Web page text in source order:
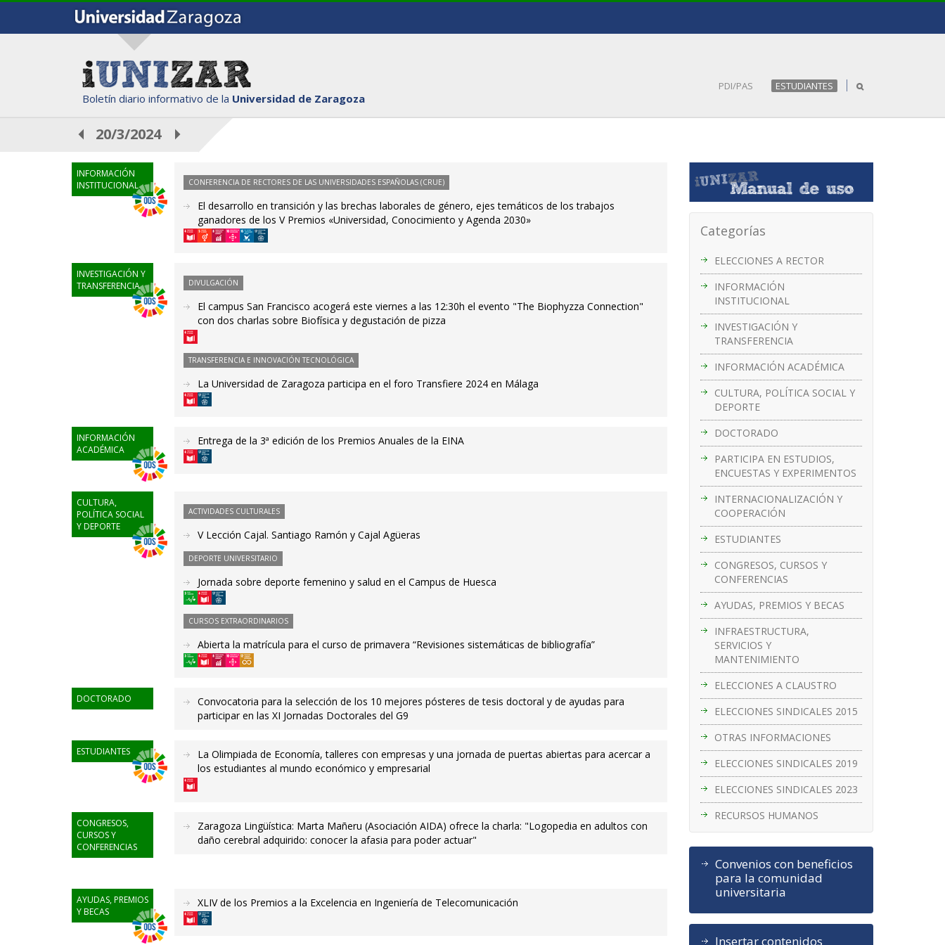
Boletín diario informativo de la Universidad de Zaragoza
PDI/PAS ESTUDIANTES
20/3/2024
Categorías
ELECCIONES A RECTOR
INFORMACIÓN
INSTITUCIONAL
INVESTIGACIÓN Y
TRANSFERENCIA
INFORMACIÓN ACADÉMICA
CULTURA, POLÍTICA SOCIAL Y
DEPORTE
DOCTORADO
PARTICIPA EN ESTUDIOS,
ENCUESTAS Y EXPERIMENTOS
INTERNACIONALIZACIÓN Y
COOPERACIÓN
ESTUDIANTES
CONGRESOS, CURSOS Y
CONFERENCIAS
AYUDAS, PREMIOS Y BECAS
INFRAESTRUCTURA,
SERVICIOS Y
MANTENIMIENTO
ELECCIONES A CLAUSTRO
ELECCIONES SINDICALES 2015
OTRAS INFORMACIONES
ELECCIONES SINDICALES 2019
ELECCIONES SINDICALES 2023
RECURSOS HUMANOS
Convenios con beneficios
para la comunidad
universitaria
Insertar contenidos
INFORMACIÓN
INSTITUCIONAL
CONFERENCIA DE RECTORES DE LAS UNIVERSIDADES ESPAÑOLAS (CRUE)
El desarrollo en transición y las brechas laborales de género, ejes temáticos de los trabajos
ganadores de los V Premios «Universidad, Conocimiento y Agenda 2030»
INVESTIGACIÓN Y
TRANSFERENCIA
DIVULGACIÓN
El campus San Francisco acogerá este viernes a las 12:30h el evento "The Biophyzza Connection"
con dos charlas sobre Biofísica y degustación de pizza
TRANSFERENCIA E INNOVACIÓN TECNOLÓGICA
La Universidad de Zaragoza participa en el foro Transfiere 2024 en Málaga
INFORMACIÓN
ACADÉMICA
Entrega de la 3ª edición de los Premios Anuales de la EINA
CULTURA,
POLÍTICA SOCIAL
Y DEPORTE
ACTIVIDADES CULTURALES
V Lección Cajal. Santiago Ramón y Cajal Agüeras
DEPORTE UNIVERSITARIO
Jornada sobre deporte femenino y salud en el Campus de Huesca
CURSOS EXTRAORDINARIOS
Abierta la matrícula para el curso de primavera “Revisiones sistemáticas de bibliografía”
DOCTORADO
Convocatoria para la selección de los 10 mejores pósteres de tesis doctoral y de ayudas para
participar en las XI Jornadas Doctorales del G9
ESTUDIANTES
La Olimpiada de Economía, talleres con empresas y una jornada de puertas abiertas para acercar a
los estudiantes al mundo económico y empresarial
CONGRESOS,
CURSOS Y
CONFERENCIAS
Zaragoza Lingüística: Marta Mañeru (Asociación AIDA) ofrece la charla: "Logopedia en adultos con
daño cerebral adquirido: conocer la afasia para poder actuar"
AYUDAS, PREMIOS
Y BECAS
XLIV de los Premios a la Excelencia en Ingeniería de Telecomunicación